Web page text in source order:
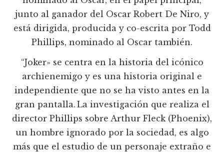
junto al ganador del Oscar Robert De Niro, y
está dirigida, producida y co-escrita por Todd
Phillips, nominado al Oscar también.
“Joker» se centra en la historia del icónico
archienemigo y es una historia original e
independiente que no se ha visto antes en la
gran pantalla. La investigación que realiza el
director Phillips sobre Arthur Fleck (Phoenix),
un hombre ignorado por la sociedad, es algo
más que el estudio de un personaje extraño e